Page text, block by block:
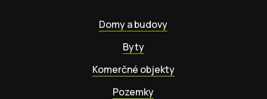
Domy a budovy
Byty
Komerčné objekty
Pozemky